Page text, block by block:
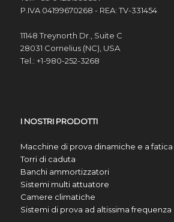
P.IVA 04199670268 - REA: TV-331454
11148 Treynorth Dr., Suite C
28031 Cornelius (NC), USA
Tel.: +1-980-252-3268
I NOSTRI PRODOTTI
Macchine di prova dinamiche e a fatica
Torri di caduta
Banchi ammortizzatori
Sistemi multi attuatore
Camere climatiche
Sistemi di prova ad altissima frequenza